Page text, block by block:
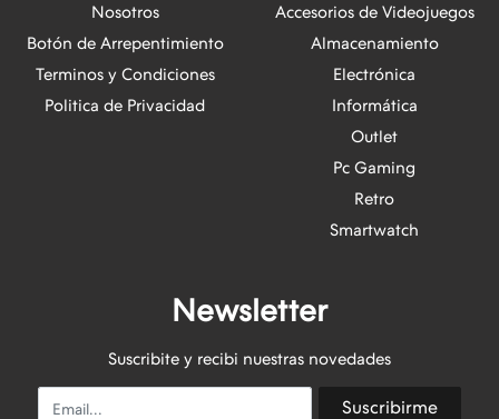
Nosotros
Botón de Arrepentimiento
Terminos y Condiciones
Politica de Privacidad
Accesorios de Videojuegos
Almacenamiento
Electrónica
Informática
Outlet
Pc Gaming
Retro
Smartwatch
Newsletter
Suscribite y recibi nuestras novedades
Email Suscribirme